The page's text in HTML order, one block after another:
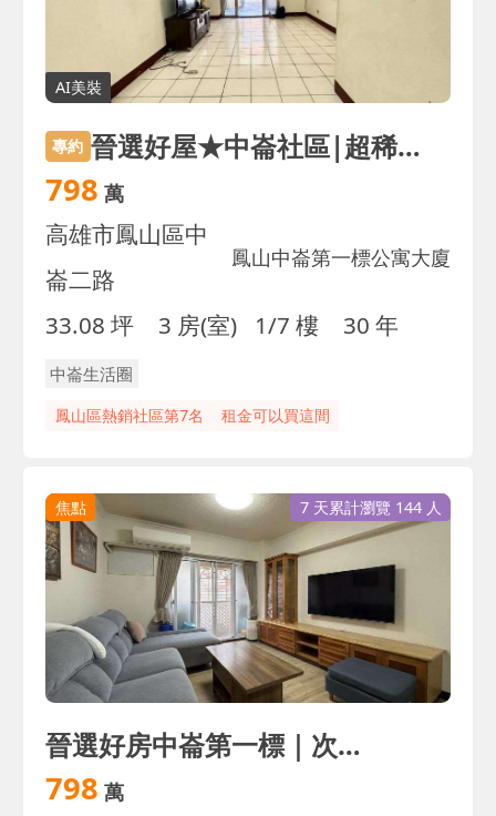
AI美裝
專約 晉選好屋★中崙社區|超稀有華廈一樓正三房
798 萬
高雄市鳳山區中
崙二路
鳳山中崙第一標公寓大廈
33.08 坪 3 房(室) 1/7 樓 30 年
中崙生活圈
鳳山區熱銷社區第7名 租金可以買這間
焦點 7 天累計瀏覽 144 人
晉選好房中崙第一標｜次頂樓採光好｜漂亮大三房
798 萬